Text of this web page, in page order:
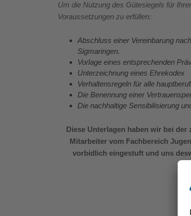
Um die Nutzung des Gütesiegels für
Voraussetzungen zu erfüllen:
Abschluss einer Vereinbarung
Sigmaringen.
Vorlage eines entsprechenden
Unterzeichnung eines Ehrekodex
Verhaltensregeln für alle
Die Benennung einer
Die nachhaltige Sensibilisierung
Diese Unterlagen haben wir bei
Mitarbeiter vom Fachbereich
vorbidlich eingestuft und uns